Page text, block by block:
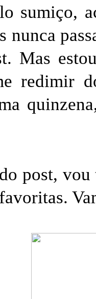
sumiço,
nunca
Mas
redimir
post,